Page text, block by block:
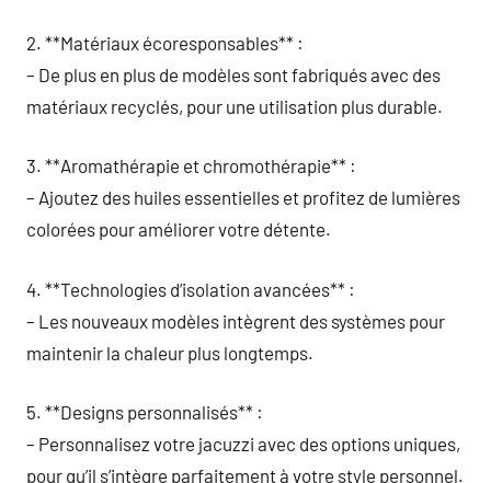
2. **Matériaux écoresponsables** :
– De plus en plus de modèles sont fabriqués avec des
matériaux recyclés, pour une utilisation plus durable.
3. **Aromathérapie et chromothérapie** :
– Ajoutez des huiles essentielles et profitez de lumières
colorées pour améliorer votre détente.
4. **Technologies d’isolation avancées** :
– Les nouveaux modèles intègrent des systèmes pour
maintenir la chaleur plus longtemps.
5. **Designs personnalisés** :
– Personnalisez votre jacuzzi avec des options uniques,
pour qu’il s’intègre parfaitement à votre style personnel.